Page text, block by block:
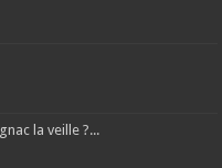
la veille ?...